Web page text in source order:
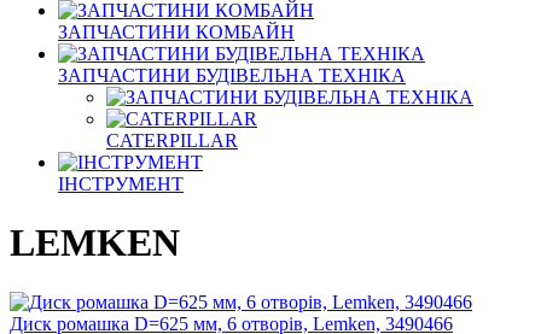
ЗАПЧАСТИНИ КОМБАЙН
ЗАПЧАСТИНИ БУДІВЕЛЬНА ТЕХНІКА
CATERPILLAR
ІНСТРУМЕНТ
LEMKEN
Диск ромашка D=625 мм, 6 отворів, Lemken, 3490466